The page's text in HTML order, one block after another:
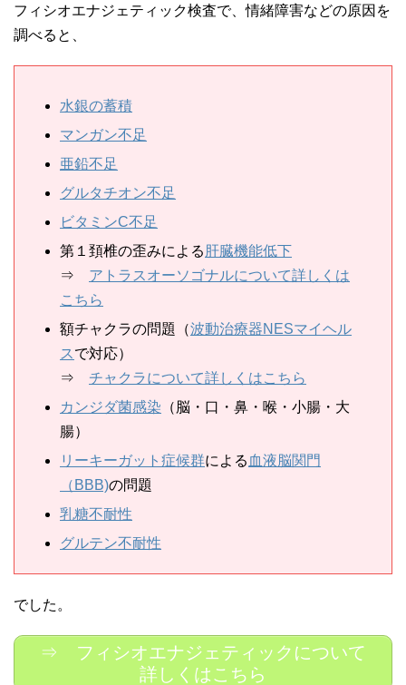
フィシオエナジェティック検査で、情緒障害などの原因を
調べると、
水銀の蓄積
マンガン不足
亜鉛不足
グルタチオン不足
ビタミンC不足
第１頚椎の歪みによる 肝臓機能低下
⇒ アトラスオーソゴナルについて詳しくは
こちら
額チャクラの問題（波動治療器NESマイヘル
ス で対応）
⇒ チャクラについて詳しくはこちら
カンジダ菌感染 （脳・口・鼻・喉・小腸・大
腸）
リーキーガット症候群による 血液脳関門
（BBB)の問題
乳糖不耐性
グルテン不耐性
でした。
⇒ フィシオエナジェティックについて
詳しくはこちら